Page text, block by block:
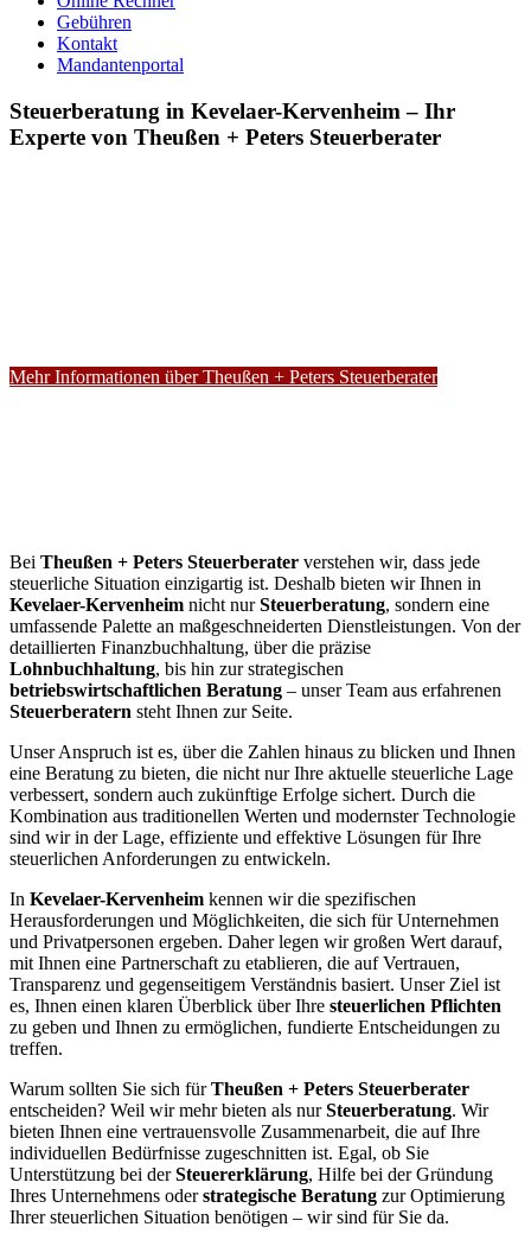
Gebühren
Kontakt
Mandantenportal
Steuerberatung in Kevelaer-Kervenheim – Ihr
Experte von Theußen + Peters Steuerberater
Mehr Informationen über Theußen + Peters Steuerberater
Bei Theußen + Peters Steuerberater verstehen wir, dass jede
steuerliche Situation einzigartig ist. Deshalb bieten wir Ihnen in
Kevelaer-Kervenheim nicht nurSteuerberatung, sondern eine
umfassende Palette an maßgeschneiderten Dienstleistungen. Von der
detaillierten Finanzbuchhaltung, über die präzise
Lohnbuchhaltung, bis hin zur strategischen
betriebswirtschaftlichen Beratung – unser Team aus erfahrenen
Steuerberatern steht Ihnen zur Seite.
Unser Anspruch ist es, über die Zahlen hinaus zu blicken und Ihnen
eine Beratung zu bieten, die nicht nur Ihre aktuelle steuerliche Lage
verbessert, sondern auch zukünftige Erfolge sichert. Durch die
Kombination aus traditionellen Werten und modernster Technologie
sind wir in der Lage, effiziente und effektive Lösungen für Ihre
steuerlichen Anforderungen zu entwickeln.
In Kevelaer-Kervenheim kennen wir die spezifischen
Herausforderungen und Möglichkeiten, die sich für Unternehmen
und Privatpersonen ergeben. Daher legen wir großen Wert darauf,
mit Ihnen eine Partnerschaft zu etablieren, die auf Vertrauen,
Transparenz und gegenseitigem Verständnis basiert. Unser Ziel ist
es, Ihnen einen klaren Überblick über Ihre steuerlichen Pflichten
zu geben und Ihnen zu ermöglichen, fundierte Entscheidungen zu
treffen.
Warum sollten Sie sich fürTheußen + Peters Steuerberater
entscheiden? Weil wir mehr bieten als nurSteuerberatung. Wir
bieten Ihnen eine vertrauensvolle Zusammenarbeit, die auf Ihre
individuellen Bedürfnisse zugeschnitten ist. Egal, ob Sie
Unterstützung bei derSteuererklärung, Hilfe bei der Gründung
Ihres Unternehmens oderstrategische Beratung zur Optimierung
Ihrer steuerlichen Situation benötigen – wir sind für Sie da.